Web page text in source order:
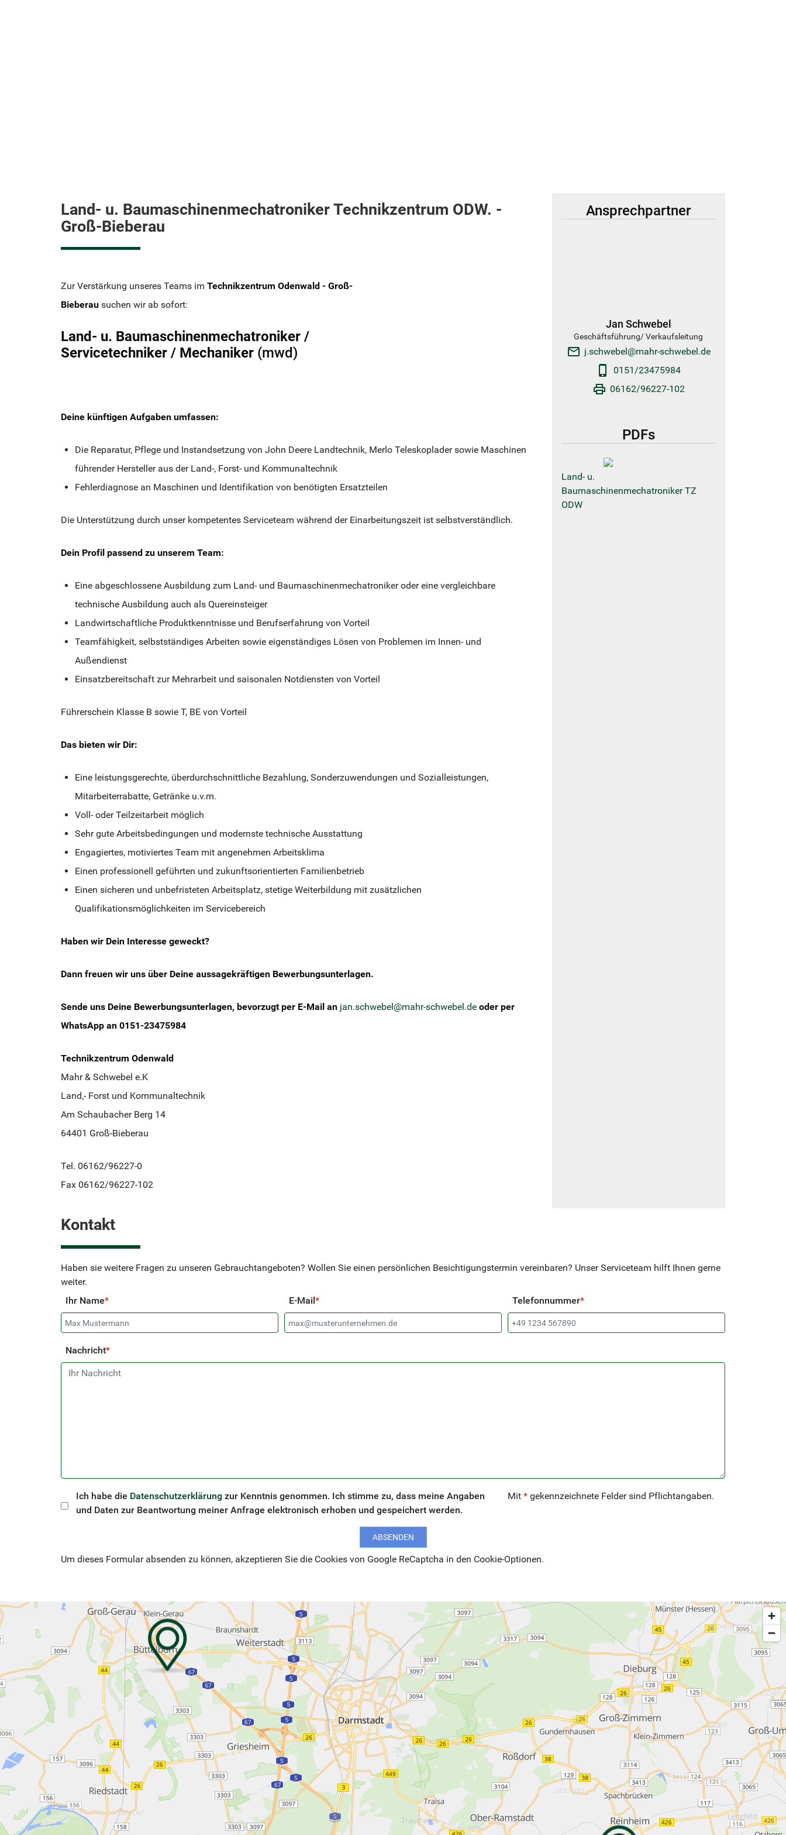
Land- u. Baumaschinenmechatroniker Technikzentrum ODW. -
Groß-Bieberau
Zur Verstärkung unseres Teams im Technikzentrum Odenwald - Groß-
Bieberau suchen wir ab sofort:
Land- u. Baumaschinenmechatroniker /
Servicetechniker / Mechaniker (mwd)
Deine künftigen Aufgaben umfassen:
Die Reparatur, Pflege und Instandsetzung von John Deere Landtechnik, Merlo Teleskoplader sowie Maschinen
führender Hersteller aus der Land-, Forst- und Kommunaltechnik
Fehlerdiagnose an Maschinen und Identifikation von benötigten Ersatzteilen
Die Unterstützung durch unser kompetentes Serviceteam während der Einarbeitungszeit ist selbstverständlich.
Dein Profil passend zu unserem Team:
Eine abgeschlossene Ausbildung zum Land- und Baumaschinenmechatroniker oder eine vergleichbare
technische Ausbildung auch als Quereinsteiger
Landwirtschaftliche Produktkenntnisse und Berufserfahrung von Vorteil
Teamfähigkeit, selbstständiges Arbeiten sowie eigenständiges Lösen von Problemen im Innen- und
Außendienst
Einsatzbereitschaft zur Mehrarbeit und saisonalen Notdiensten von Vorteil
Führerschein Klasse B sowie T, BE von Vorteil
Das bieten wir Dir:
Eine leistungsgerechte, überdurchschnittliche Bezahlung, Sonderzuwendungen und Sozialleistungen,
Mitarbeiterrabatte, Getränke u.v.m.
Voll- oder Teilzeitarbeit möglich
Sehr gute Arbeitsbedingungen und modernste technische Ausstattung
Engagiertes, motiviertes Team mit angenehmen Arbeitsklima
Einen professionell geführten und zukunftsorientierten Familienbetrieb
Einen sicheren und unbefristeten Arbeitsplatz, stetige Weiterbildung mit zusätzlichen
Qualifikationsmöglichkeiten im Servicebereich
Haben wir Dein Interesse geweckt?
Dann freuen wir uns über Deine aussagekräftigen Bewerbungsunterlagen.
Sende uns Deine Bewerbungsunterlagen, bevorzugt per E-Mail an jan.schwebel@mahr-schwebel.de oder per
WhatsApp an 0151-23475984
Technikzentrum Odenwald
Mahr & Schwebel e.K
Land,- Forst und Kommunaltechnik
Am Schaubacher Berg 14
64401 Groß-Bieberau
Tel. 06162/96227-0
Fax 06162/96227-102
Ansprechpartner
Jan Schwebel
Geschäftsführung/ Verkaufsleitung
email j.schwebel@mahr-schwebel.de
phone_android 0151/23475984
print 06162/96227-102
PDFs
Land- u.
Baumaschinenmechatroniker TZ
ODW
Kontakt
Haben sie weitere Fragen zu unseren Gebrauchtangeboten? Wollen Sie einen persönlichen Besichtigungstermin vereinbaren? Unser Serviceteam hilft Ihnen gerne
weiter.
Ihr Name* E-Mail * Telefonnummer*
Nachricht*
Ich habe die Datenschutzerklärung zur Kenntnis genommen. Ich stimme zu, dass meine Angaben
und Daten zur Beantwortung meiner Anfrage elektronisch erhoben und gespeichert werden.
Mit * gekennzeichnete Felder sind Pflichtangaben.
ABSENDEN
Um dieses Formular absenden zu können, akzeptieren Sie die Cookies von Google ReCaptcha in den Cookie-Optionen.